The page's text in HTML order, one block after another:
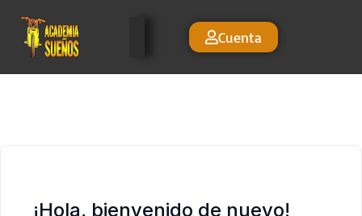
Cuenta
¡Hola, bienvenido de nuevo!